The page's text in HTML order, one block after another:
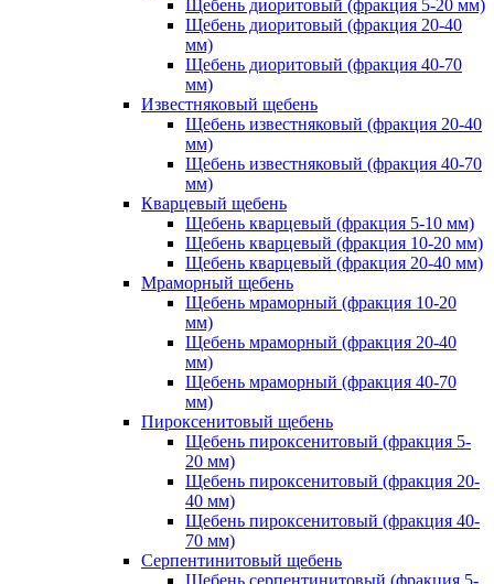
Щебень диоритовый (фракция 5-20 мм)
Щебень диоритовый (фракция 20-40
мм)
Щебень диоритовый (фракция 40-70
мм)
Известняковый щебень
Щебень известняковый (фракция 20-40
мм)
Щебень известняковый (фракция 40-70
мм)
Кварцевый щебень
Щебень кварцевый (фракция 5-10 мм)
Щебень кварцевый (фракция 10-20 мм)
Щебень кварцевый (фракция 20-40 мм)
Мраморный щебень
Щебень мраморный (фракция 10-20
мм)
Щебень мраморный (фракция 20-40
мм)
Щебень мраморный (фракция 40-70
мм)
Пироксенитовый щебень
Щебень пироксенитовый (фракция 5-
20 мм)
Щебень пироксенитовый (фракция 20-
40 мм)
Щебень пироксенитовый (фракция 40-
70 мм)
Серпентинитовый щебень
Щебень серпентинитовый (фракция 5-